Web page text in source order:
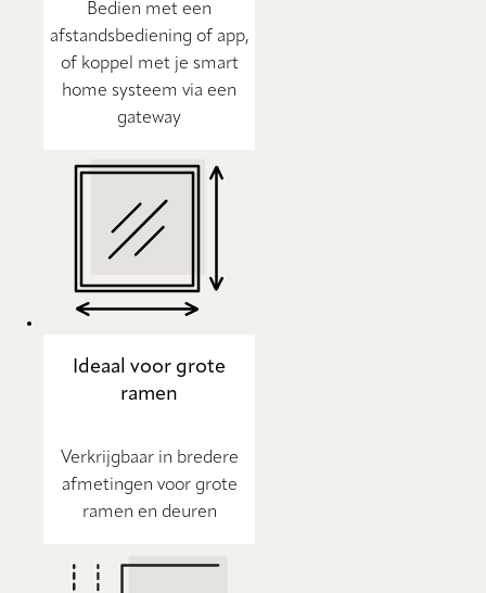
Bedien met een
afstandsbediening of app,
of koppel met je smart
home systeem via een
gateway
Ideaal voor grote
ramen
Verkrijgbaar in bredere
afmetingen voor grote
ramen en deuren